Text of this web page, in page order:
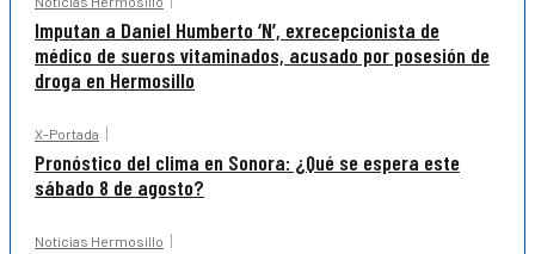
Imputan a Daniel Humberto ‘N’, exrecepcionista de
médico de sueros vitaminados, acusado por posesión de
droga en Hermosillo
X-Portada
Pronóstico del clima en Sonora: ¿Qué se espera este
sábado 8 de agosto?
Noticias Hermosillo